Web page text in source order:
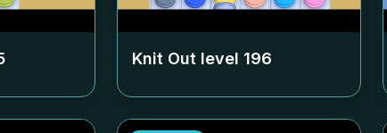
Knit Out level 196